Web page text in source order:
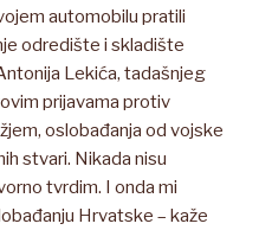
automobilu pratili
odredište i skladište
Lekića, tadašnjeg
prijavama protiv
oslobađanja od vojske
stvari. Nikada nisu
tvrdim. I onda mi
Hrvatske – kaže